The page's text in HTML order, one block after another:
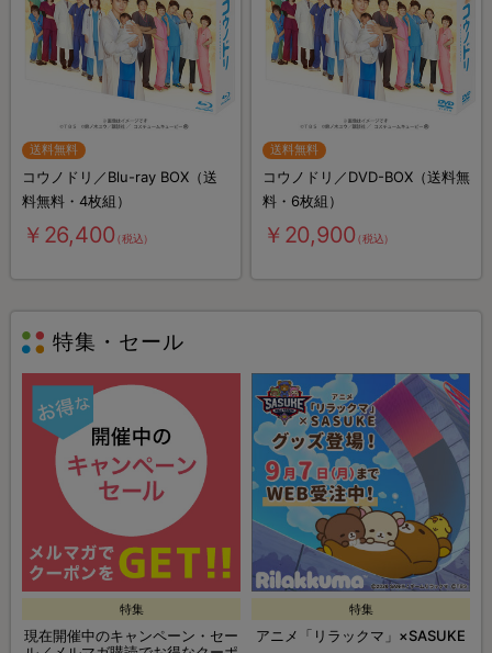
送料無料
コウノドリ／Blu-ray BOX（送
料無料・4枚組）
￥26,400（税込）
送料無料
コウノドリ／DVD-BOX（送料無
料・6枚組）
￥20,900（税込）
特集・セール
特集
現在開催中のキャンペーン・セー
特集
アニメ「リラックマ」×SASUKE